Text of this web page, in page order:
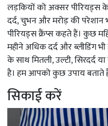
लड़कियों को अक्सर पीरियड्स
दर्द, चुभन और मरोड़ की परेशान
पीरियड्स क्रैंप्स कहते हैं। कुछ
महीने अधिक दर्द और ब्लीडिंग
के साथ मितली, उल्टी, सिरदर्द
है। हम आपको कुछ उपाय बताते
सिकाई करें